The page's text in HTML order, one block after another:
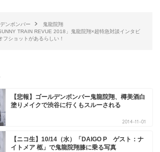
ンボンバー
鬼龍院翔
TRAIN REVUE 2018」鬼龍院翔×超特急対談インタビ
フショットがあるらしい！
【悲報】ゴールデンボンバー鬼龍院翔、樽美酒白
塗りメイクで渋谷に行くもスルーされる
2014-11-01
【ニコ生】10/14（水）「DAIGO P ゲスト：ナ
イトメア 柩」で鬼龍院翔膝に乗る写真